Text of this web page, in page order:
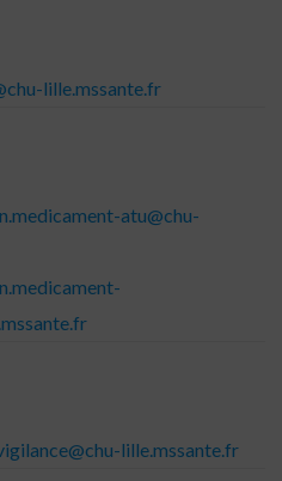
lille.mssante.fr
atu@chu-
lille.mssante.fr